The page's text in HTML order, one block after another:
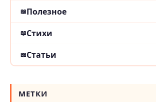
Полезное
Стихи
Статьи
МЕТКИ